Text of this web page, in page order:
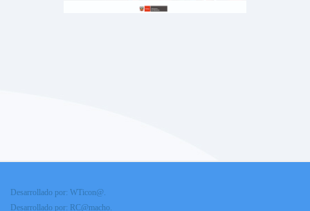
Desarrollado por: WTicon@.
Desarrollado por: RC@macho.